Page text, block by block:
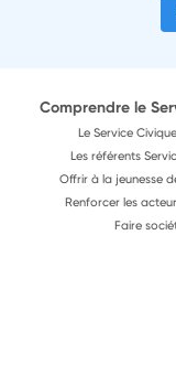
Comprendre le
Le Service
Les référents
Offrir à la jeunesse
Renforcer les
Faire